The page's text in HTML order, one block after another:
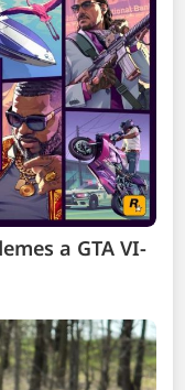
a GTA VI-